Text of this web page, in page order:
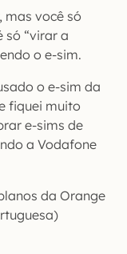
mas você só
só “virar a
o e-sim.
o e-sim da
fiquei muito
e-sims de
a Vodafone
da Orange